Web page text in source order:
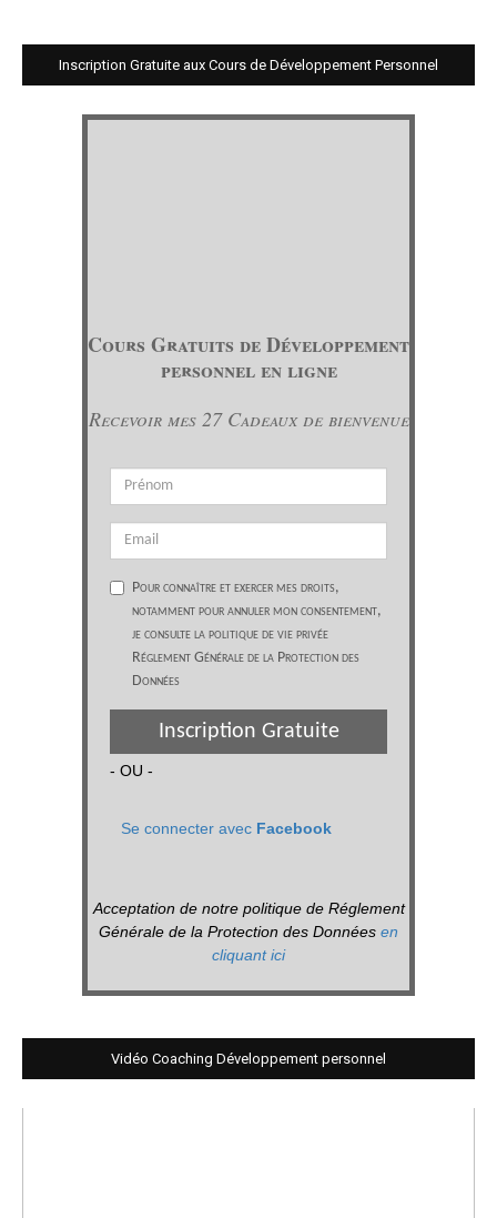
Inscription Gratuite aux Cours de Développement Personnel
Cours Gratuits de Développement
personnel en ligne
Recevoir mes 27 Cadeaux de bienvenue
Pour connaître et exercer mes droits,
notamment pour annuler mon consentement,
je consulte la politique de vie privée
Réglement Générale de la Protection des
Données
Inscription Gratuite
- OU -
Se connecter avec Facebook
Acceptation de notre politique de Réglement
Générale de la Protection des Données en
cliquant ici
Vidéo Coaching Développement personnel